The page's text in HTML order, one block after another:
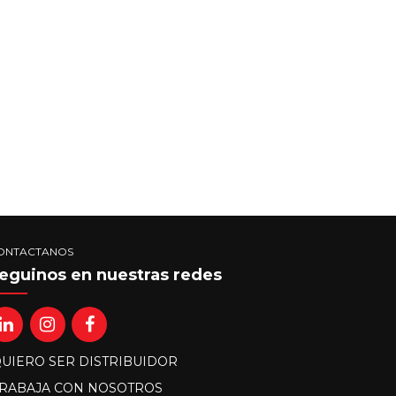
en nuestras redes
SER DISTRIBUIDOR
CON NOSOTROS